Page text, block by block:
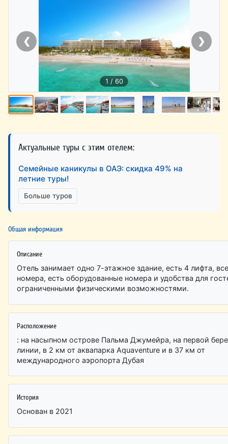
❮ ❯
1 / 60
Актуальные туры с этим отелем:
Семейные каникулы в ОАЭ: скидка 49% на
летние туры!
Больше туров
Общая информация
Описание
Отель занимает одно 7-этажное здание, есть 4 лифта,
номера, есть оборудованные номера и удобства для
ограниченными физическими возможностями.
Расположение
: на насыпном острове Пальма Джумейра, на первой
линии, в 2 км от аквапарка Aquaventure и в 37 км от
международного аэропорта Дубая
История
Основан в 2021